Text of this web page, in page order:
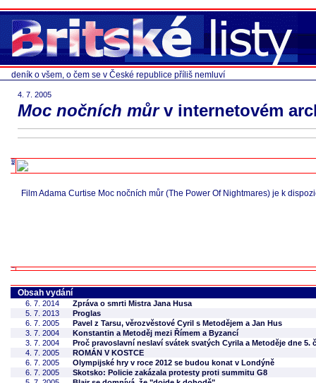
deník o všem, o čem se v České republice příliš nemluví
4. 7. 2005
Moc nočních můrv internetovém
Film Adama Curtise Moc nočních můr (The Power Of Nightmares) je k
Obsah vydání
6. 7. 2014
Zpráva o smrti Mistra Jana Husa
5. 7. 2013
Proglas
6. 7. 2005
Pavel z Tarsu, věrozvěstové Cyril s Metodějem a Jan Hus
3. 7. 2004
Konstantin a Metoděj mezi Římem a Byzancí
3. 7. 2004
Proč pravoslavní neslaví svátek svatých Cyrila a Metoděje dne 5.
4. 7. 2005
ROMÁN V KOSTCE
6. 7. 2005
Olympijské hry v roce 2012 se budou konat v Londýně
6. 7. 2005
Skotsko: Policie zakázala protesty proti summitu G8